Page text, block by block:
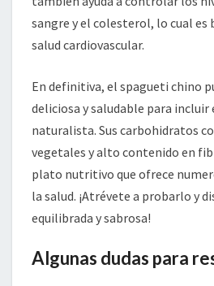
sangre y el colesterol, lo cual es
salud cardiovascular.
En definitiva, el spagueti chino
deliciosa y saludable para incluir
naturalista. Sus carbohidratos
vegetales y alto contenido en
plato nutritivo que ofrece
la salud. ¡Atrévete a probarlo y
equilibrada y sabrosa!
Algunas dudas para